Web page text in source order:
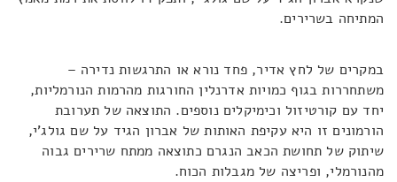
המתיחה בשרירים.
במקרים של לחץ אדיר, פחד נורא או התרגשות נדירה –
משתחררות בגוף כמויות אדרנלין החורגות מהרמות הנורמליות,
יחד עם קורטיזול וכימיקלים נוספים. התוצאה של תערובת
הורמונים זו היא עקיפת האותות של אברון הגיד על שם גולג'י,
שיתוק של תחושת הכאב הנגרם כתוצאה ממתח שרירים גבוה
מהנורמלי, ופריצה של מגבלות הכוח.